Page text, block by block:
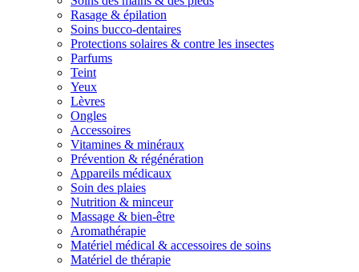
Rasage & épilation
Soins bucco-dentaires
Protections solaires & contre les insectes
Parfums
Teint
Yeux
Lèvres
Ongles
Accessoires
Vitamines & minéraux
Prévention & régénération
Appareils médicaux
Soin des plaies
Nutrition & minceur
Massage & bien-être
Aromathérapie
Matériel médical & accessoires de soins
Matériel de thérapie